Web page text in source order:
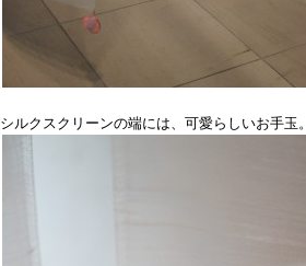
シルクスクリーンの端には、可愛らしいお手玉。